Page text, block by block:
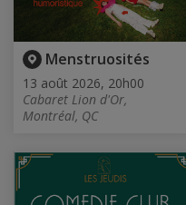
Menstruosités
13 août 2026, 20h00
Cabaret Lion d'Or,
Montréal, QC